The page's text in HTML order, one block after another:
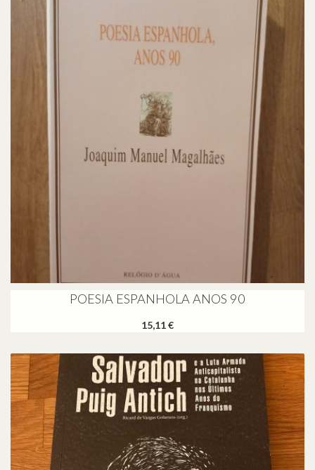
POESIA ESPANHOLA ANOS 90
15,11 €